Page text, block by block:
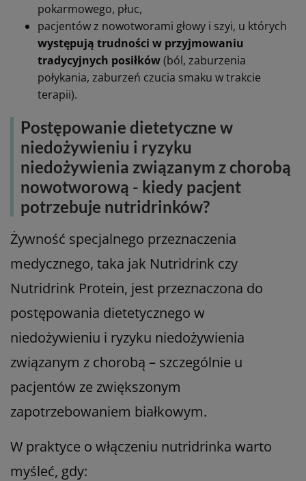
pokarmowego, płuc,
pacjentów z nowotworami głowy i szyi, u których
występują trudności w przyjmowaniu
tradycyjnych posiłków(ból, zaburzenia
połykania, zaburzeń czucia smaku w trakcie
terapii).
Postępowanie dietetyczne w
niedożywieniu i ryzyku
niedożywienia związanym z chorobą
nowotworową - kiedy pacjent
potrzebuje nutridrinków?
Żywność specjalnego przeznaczenia
medycznego, taka jak Nutridrink czy
Nutridrink Protein, jest przeznaczona do
postępowania dietetycznego w
niedożywieniu i ryzyku niedożywienia
związanym z chorobą – szczególnie u
pacjentów ze zwiększonym
zapotrzebowaniem białkowym.
W praktyce o włączeniu nutridrinka warto
myśleć, gdy: